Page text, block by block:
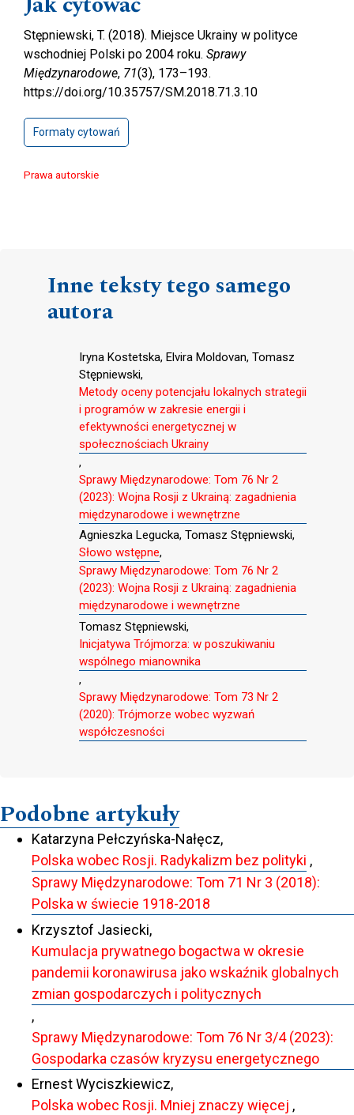
Stępniewski, T. (2018). Miejsce Ukrainy w polityce
wschodniej Polski po 2004 roku. Sprawy
Międzynarodowe, 71(3), 173–193.
https://doi.org/10.35757/SM.2018.71.3.10
Formaty cytowań
Prawa autorskie
Inne teksty tego samego
autora
Iryna Kostetska, Elvira Moldovan, Tomasz
Stępniewski,
Metody oceny potencjału lokalnych strategii
i programów w zakresie energii i
efektywności energetycznej w
społecznościach Ukrainy
,
Sprawy Międzynarodowe: Tom 76 Nr 2
(2023): Wojna Rosji z Ukrainą: zagadnienia
międzynarodowe i wewnętrzne
Agnieszka Legucka, Tomasz Stępniewski,
Słowo wstępne,
Sprawy Międzynarodowe: Tom 76 Nr 2
(2023): Wojna Rosji z Ukrainą: zagadnienia
międzynarodowe i wewnętrzne
Tomasz Stępniewski,
Inicjatywa Trójmorza: w poszukiwaniu
wspólnego mianownika
,
Sprawy Międzynarodowe: Tom 73 Nr 2
(2020): Trójmorze wobec wyzwań
współczesności
Podobne artykuły
Katarzyna Pełczyńska-Nałęcz,
Polska wobec Rosji. Radykalizm bez polityki ,
Sprawy Międzynarodowe: Tom 71 Nr 3 (2018):
Polska w świecie 1918-2018
Krzysztof Jasiecki,
Kumulacja prywatnego bogactwa w okresie
pandemii koronawirusa jako wskaźnik globalnych
zmian gospodarczych i politycznych
,
Sprawy Międzynarodowe: Tom 76 Nr 3/4 (2023):
Gospodarka czasów kryzysu energetycznego
Ernest Wyciszkiewicz,
Polska wobec Rosji. Mniej znaczy więcej ,